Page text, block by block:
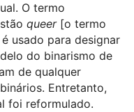
O termo
queer[o termo
é usado para designar
do binarismo de
de qualquer
Entretanto,
foi reformulado.